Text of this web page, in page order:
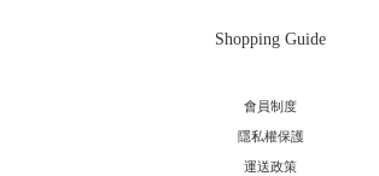
Shopping Guide
會員制度
隱私權保護
運送政策